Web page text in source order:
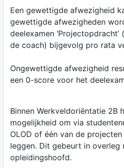
Een gewettigde afwezigheid
gewettigde afwezigheden
deelexamen
de coach) bijgevolg pro rata
Ongewettigde afwezigheid
een 0-score voor het
Binnen Werkveldoriëntatie 2B
mogelijkheid om via
OLOD of één van de
leggen. Dit gebeurt in overleg
opleidingshoofd.